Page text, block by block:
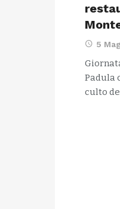
5
Padula
culto